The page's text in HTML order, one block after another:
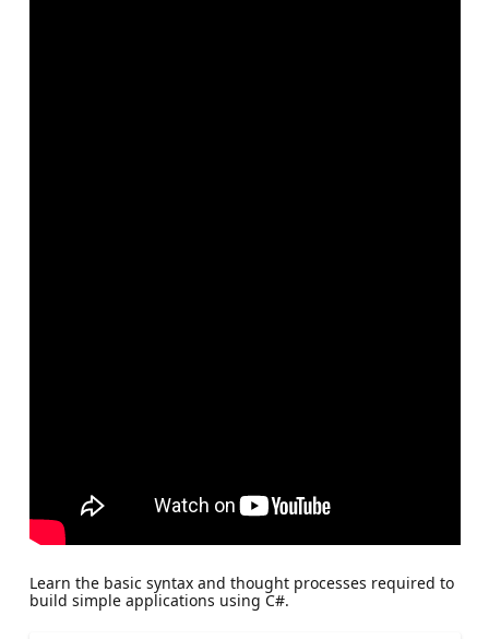
Learn the basic syntax and thought processes required to
build simple applications using C#.